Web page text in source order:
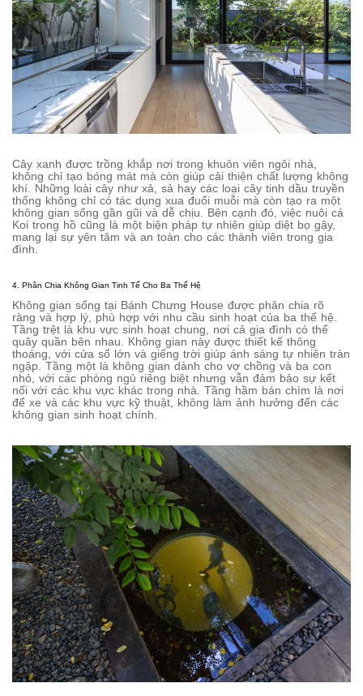
Cây xanh được trồng khắp nơi trong khuôn viên ngôi nhà,
không chỉ tạo bóng mát mà còn giúp cải thiện chất lượng không
khí. Những loài cây như xả, sả hay các loại cây tinh dầu truyền
thống không chỉ có tác dụng xua đuổi muỗi mà còn tạo ra một
không gian sống gần gũi và dễ chịu. Bên cạnh đó, việc nuôi cá
Koi trong hồ cũng là một biện pháp tự nhiên giúp diệt bọ gậy,
mang lại sự yên tâm và an toàn cho các thành viên trong gia
đình.
4. Phân Chia Không Gian Tinh Tế Cho Ba Thế Hệ
Không gian sống tại Bánh Chưng House được phân chia rõ
ràng và hợp lý, phù hợp với nhu cầu sinh hoạt của ba thế hệ.
Tầng trệt là khu vực sinh hoạt chung, nơi cả gia đình có thể
quây quần bên nhau. Không gian này được thiết kế thông
thoáng, với cửa sổ lớn và giếng trời giúp ánh sáng tự nhiên tràn
ngập. Tầng một là không gian dành cho vợ chồng và ba con
nhỏ, với các phòng ngủ riêng biệt nhưng vẫn đảm bảo sự kết
nối với các khu vực khác trong nhà. Tầng hầm bán chìm là nơi
để xe và các khu vực kỹ thuật, không làm ảnh hưởng đến các
không gian sinh hoạt chính.